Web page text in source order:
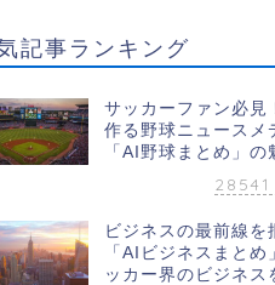
記事ランキング
サッカーファン必見
作る野球ニュースメ
「AI野球まとめ」の
28541
ビジネスの最前線を
「AIビジネスまとめ
ッカー界のビジネス